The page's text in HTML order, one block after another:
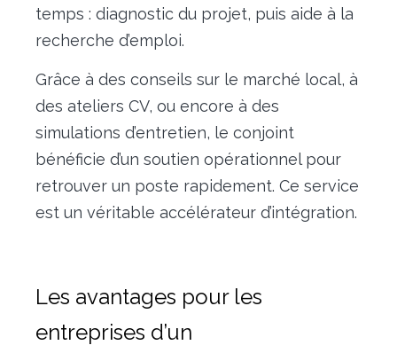
temps : diagnostic du projet, puis aide à la
recherche d’emploi.
Grâce à des conseils sur le marché local, à
des ateliers CV, ou encore à des
simulations d’entretien, le conjoint
bénéficie d’un soutien opérationnel pour
retrouver un poste rapidement. Ce service
est un véritable accélérateur d’intégration.
Les avantages pour les
entreprises d’un